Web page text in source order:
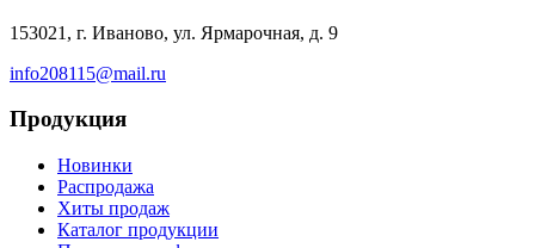
153021, г. Иваново, ул. Ярмарочная, д. 9
info208115@mail.ru
Продукция
Новинки
Распродажа
Хиты продаж
Каталог продукции